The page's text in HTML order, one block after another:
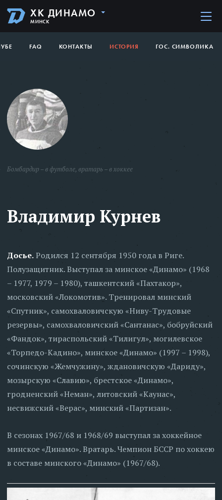
ХК ДИНАМО
МИНСК
FAQ КОНТАКТЫ ИСТОРИЯ ГОС. СИМВОЛИКА
Бомбардир – в футболе, вратарь – в хоккее
Владимир Курнев
Досье.Родился 12 сентября 1950 года в Риге.
Полузащитник. Выступал за минское «Динамо» (1968
– 1977, 1979 – 1980), ташкентский «Пахтакор»,
московский «Локомотив». Тренировал минский
«Спутник», самохваловичскую «Ниву-Трудовые
резервы», самохваловичский «Сантанас», бобруйский
«Фандок», тираспольский «Тилигул», могилевское
«Торпедо-Кадино», минское «Динамо» (1997 – 1998),
сочинскую «Жемчужину», ждановичскую «Дариду»,
мозырскую «Славию», брестское «Динамо»,
гродненский «Неман», литовский «Каунас»,
несвижский «Верас», минский «Партизан».
В сезонах 1967/68 и 1968/69 выступал за хоккейное
минское «Динамо». Вратарь. Чемпион БССР по хоккею
в составе минского «Динамо» (1967/68).